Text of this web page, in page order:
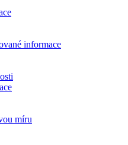
informace
míru